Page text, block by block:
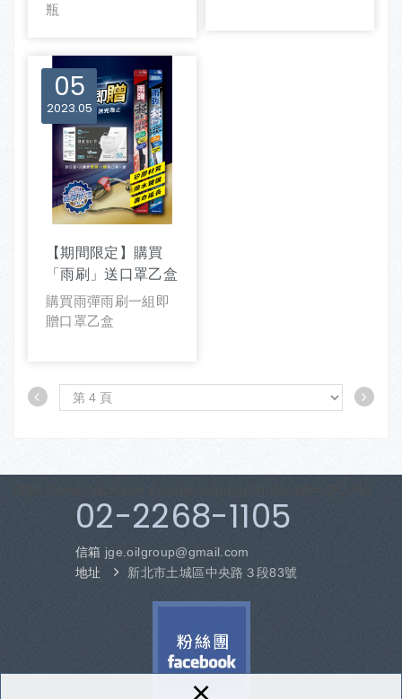
瓶
05
05
2023
【期間限定】購買
「雨刷」送口罩乙盒
購買雨彈雨刷一組即
贈口罩乙盒
02-2268-1105
信箱 jge.oilgroup@gmail.com
地址
新北市土城區中央路３段83號